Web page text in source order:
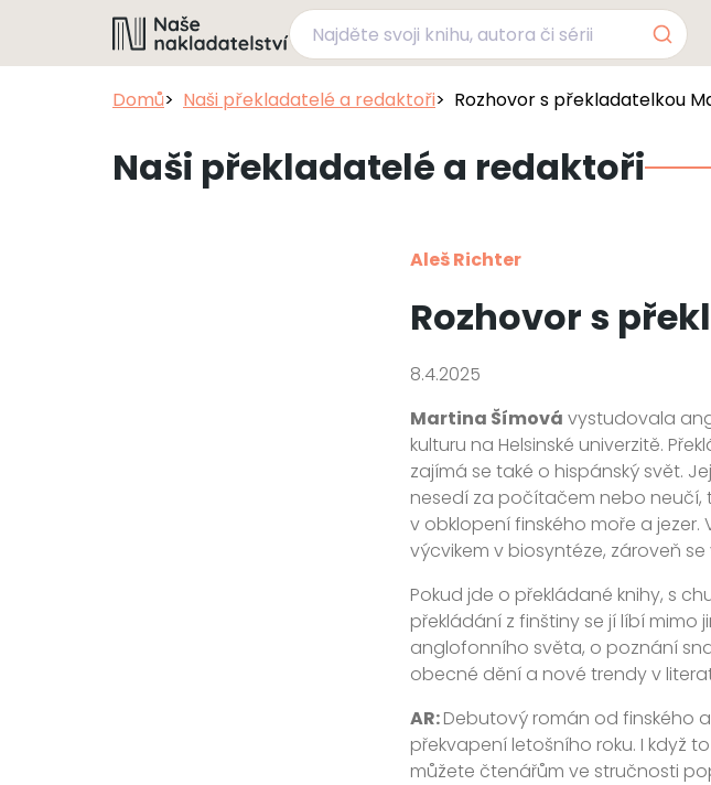
Domů Naši překladatelé a redaktoři Rozhovor s překladatelkou
Naši překladatelé a redaktoři
Aleš Richter
Rozhovor s
8.4.2025
Martina Šímová vystudovala
kulturu na Helsinské univerzitě.
zajímá se také o hispánský svět.
nesedí za počítačem nebo neučí,
v obklopení finského moře a
výcvikem v biosyntéze, zároveň
Pokud jde o překládané knihy, s
překládání z finštiny se jí líbí mimo
anglofonního světa, o poznání
obecné dění a nové trendy v
AR:Debutový román od finského
překvapení letošního roku. I když
můžete čtenářům ve stručnosti